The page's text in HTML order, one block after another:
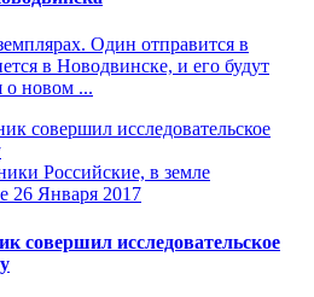
Один отправится в
в Новодвинске, и его будут
о новом ...
Российские, в земле
26 Января 2017
совершил исследовательское